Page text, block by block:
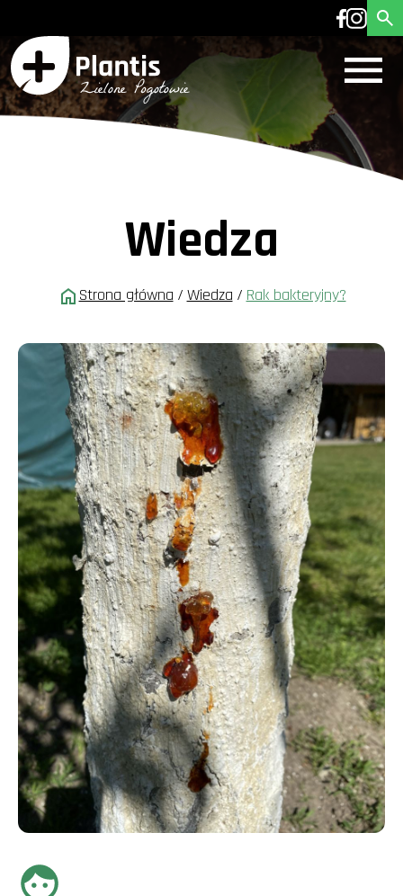
Wiedza
Strona główna / Wiedza / Rak bakteryjny?